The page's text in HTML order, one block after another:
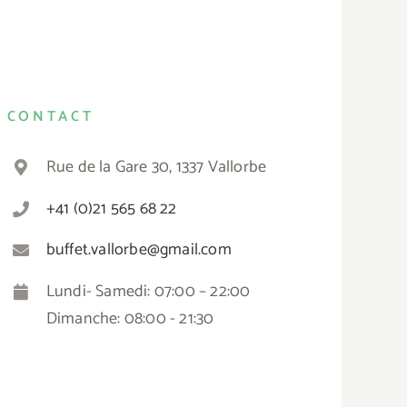
CONTACT
Rue de la Gare 30, 1337 Vallorbe
+41 (0)21 565 68 22
buffet.vallorbe@gmail.com
Lundi- Samedi: 07:00 – 22:00
Dimanche: 08:00 - 21:30